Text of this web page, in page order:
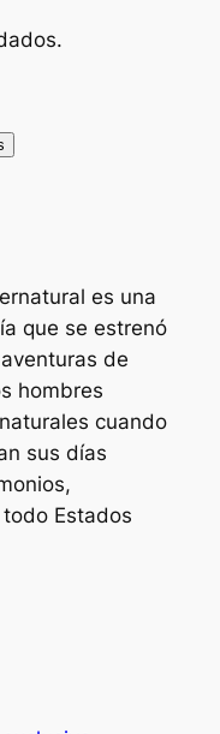
es una
que se estrenó
de
hombres
cuando
sus días
Estados